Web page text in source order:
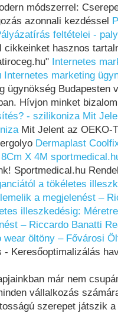
módszerrel:
azonnali kezdéssel
feltételei -
cikkeinket hasznos
Internetes
Internetes marketing
ügynökség Budapesten
Hívjon minket
- szilikoniza Mit
Mit Jelent az OEKO-
Dermaplast
X 4M
Sportmedical.hu
a tökéletes
a megjelenést –
illeszkedésig:
– Riccardo Banatti
wear öltöny – Fővárosi
- Keresőoptimalizálás
már nem
vállalkozás
szerepet játszik